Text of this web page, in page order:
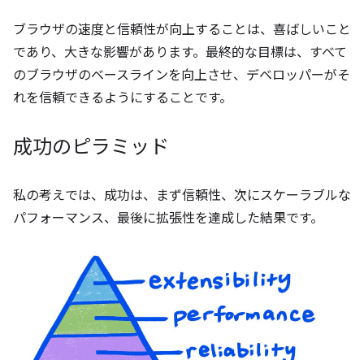
ブラウザの速度と信頼性が向上することは、喜ばしいこと
であり、大きな影響があります。最終的な目標は、すべて
のブラウザのベースラインを向上させ、デベロッパーがそ
れを信頼できるようにすることです。
成功のピラミッド
私の考えでは、成功は、まず信頼性、次にスケーラブルな
パフォーマンス、最後に拡張性を達成した結果です。